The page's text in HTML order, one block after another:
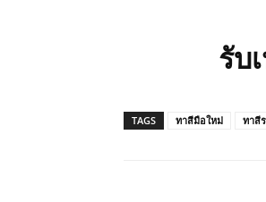
รับ
TAGS ทาสีมือใหม่ ทาสี